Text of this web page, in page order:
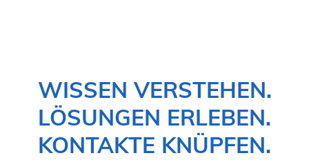
WISSEN VERSTEHEN.
LÖSUNGEN ERLEBEN.
KONTAKTE KNÜPFEN.